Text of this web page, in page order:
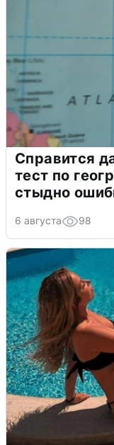
Справится
тест по
стыдно
6 августа 98